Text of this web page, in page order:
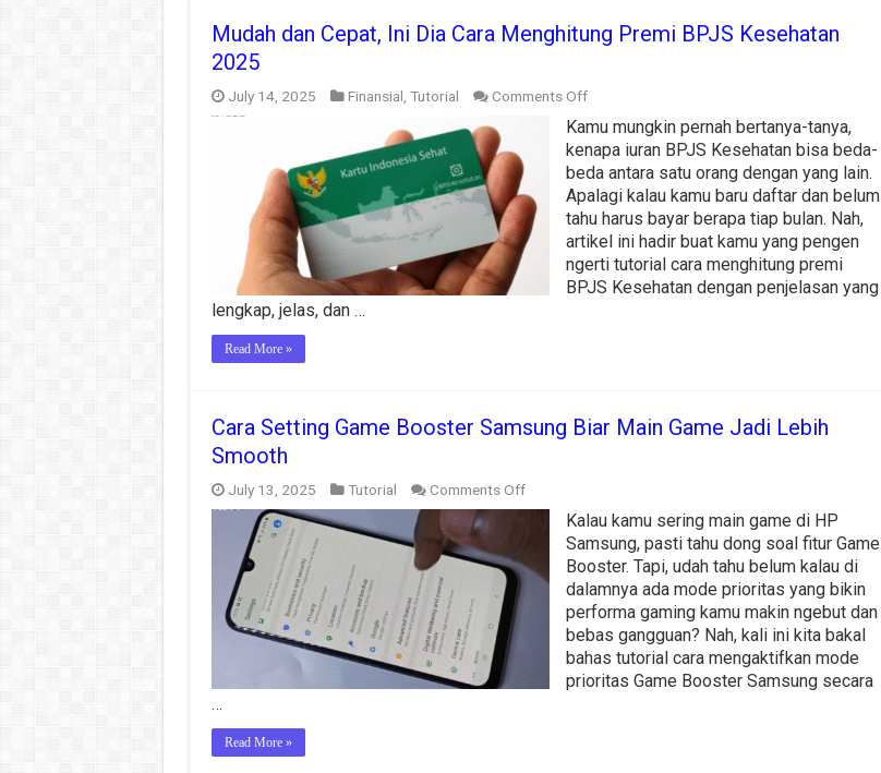
Mudah dan Cepat, Ini Dia Cara Menghitung Premi BPJS Kesehatan
2025
July 14, 2025 Finansial Tutorial Comments Offon
dan
Cepat,
Ini
Dia
Cara
Menghitung
Premi
BPJS
Kesehatan
2025
Kamu mungkin pernah bertanya-tanya,
kenapa iuran BPJS Kesehatan bisa beda-
beda antara satu orang dengan yang lain.
Apalagi kalau kamu baru daftar dan belum
tahu harus bayar berapa tiap bulan. Nah,
artikel ini hadir buat kamu yang pengen
ngerti tutorial cara menghitung premi
BPJS Kesehatan dengan penjelasan yang
lengkap, jelas, dan …
Read More »
Cara Setting Game Booster Samsung Biar Main Game Jadi Lebih
Smooth
July 13, 2025 Tutorial Comments Offon
Cara
Setting
Booster
Samsung
Smooth
Kalau kamu sering main game di HP
Samsung, pasti tahu dong soal fitur Game
Booster. Tapi, udah tahu belum kalau di
dalamnya ada mode prioritas yang bikin
performa gaming kamu makin ngebut dan
bebas gangguan? Nah, kali ini kita bakal
bahas tutorial cara mengaktifkan mode
prioritas Game Booster Samsung secara
…
Read More »